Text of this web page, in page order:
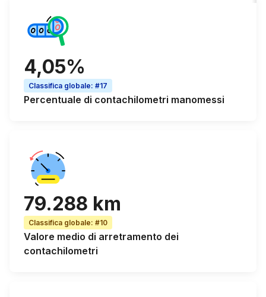
4,05%
Classifica globale: #17
Percentuale di contachilometri manomessi
79.288 km
Classifica globale: #10
Valore medio di arretramento dei
contachilometri